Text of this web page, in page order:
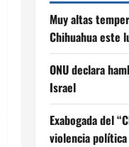
Muy altas
Chihuahua este
ONU declara
Israel
Exabogada del
violencia